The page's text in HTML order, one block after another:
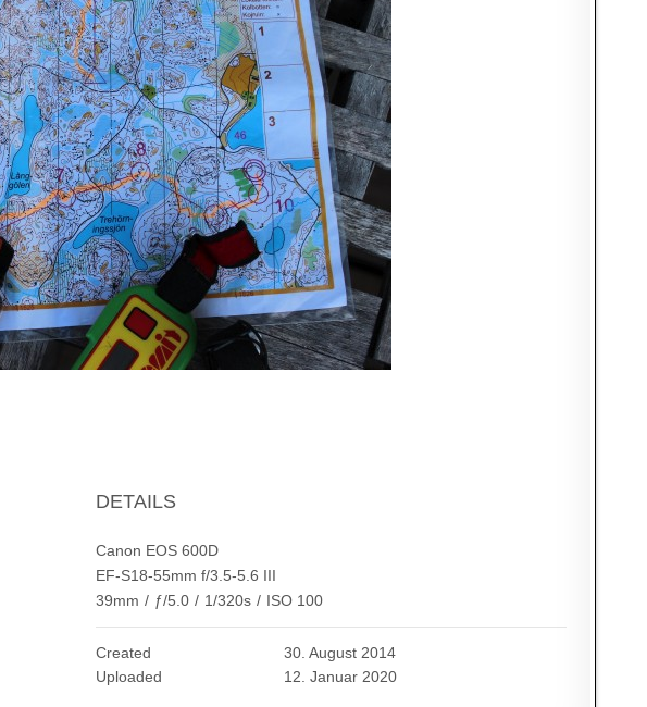
DETAILS
Canon EOS 600D
EF-S18-55mm f/3.5-5.6 III
39mm / ƒ/5.0 / 1/320s / ISO 100
Created
30. August 2014
Uploaded
12. Januar 2020